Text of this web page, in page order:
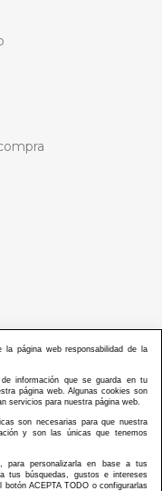
Valenciana, la cantidad de
“PLAN RESISITIR
Valenciana, la cantidad de 7.000
ARTESANIA “CMARTE”.
la página web responsabilidad de la
información que se guarda en tu
página web. Algunas cookies son
servicios para nuestra página web.
son necesarias para que nuestra
y son las únicas que tenemos
para personalizarla en base a tus
tus búsquedas, gustos e intereses
ACEPTA TODO o configurarlas